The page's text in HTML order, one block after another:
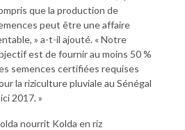
que la production de
peut être une affaire
» a-t-il ajouté. « Notre
est de fournir au moins 50 %
semences certifiées requises
la riziculture pluviale au Sénégal
2017. »
nourrit Kolda en riz